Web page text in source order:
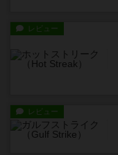
レビュー
レビュー